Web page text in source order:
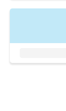
お
わ
は